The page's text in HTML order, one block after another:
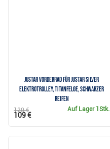
JuStar Vorderrad für JuStar Silver
Elektrotrolley, Titanfelge, schwarzer
Reifen
Auf Lager 1Stk.
120 €
109 €